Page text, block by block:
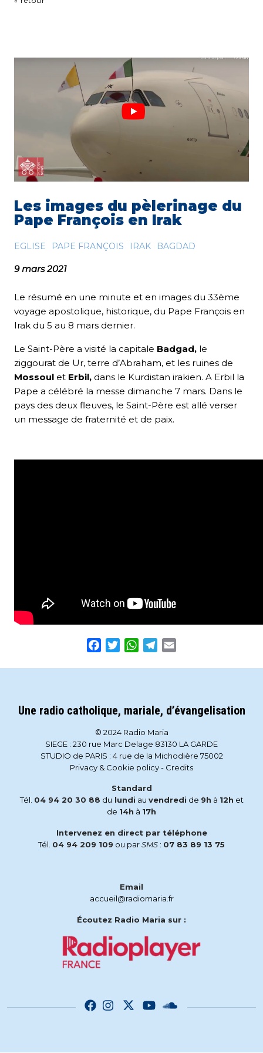
Les images du pèlerinage du
Pape François en Irak
EGLISE PAPE FRANÇOIS IRAK BAGDAD
9 mars 2021
Le résumé en une minute et en images du 33ème
voyage apostolique, historique, du Pape François en
Irak du 5 au 8 mars dernier.
Le Saint-Père a visité la capitale Badgad, le
ziggourat de Ur, terre d’Abraham, et les ruines de
Mossoul et Erbil, dans le Kurdistan irakien. A Erbil la
Pape a célébré la messe dimanche 7 mars. Dans le
pays des deux fleuves, le Saint-Père est allé verser
un message de fraternité et de paix.
Facebook
TwitterWhatsApp
Telegram
Une radio catholique, mariale, d’évangelisation
© 2024 Radio Maria
SIEGE : 230 rue Marc Delage 83130 LA GARDE
STUDIO de PARIS : 4 rue de la Michodière 75002
Privacy & Cookie policy- Credits
Standard
Tél. 04 94 20 30 88 du lundi au vendredi de 9h à 12h et
de 14h à 17h
Intervenez en direct par téléphone
Tél. 04 94 209 109 ou parSMS : 07 83 89 13 75
Email
accueil@radiomaria.fr
Écoutez Radio Maria sur :